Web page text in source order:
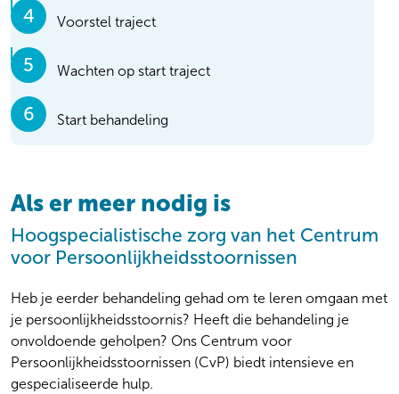
Voorstel traject
Wachten op start traject
Soms is er eerst nog aanvullend onderzoek nodig:
bijvoorbeeld met vragenlijsten of lichamelijk
onderzoek.
Als jouw traject duidelijk is, wacht je tot er ruimte is om
bekijk je de wachttijden tot behandeling.
Start behandeling
Als er meer nodig is
Hoogspecialistische zorg van het Centrum
voor Persoonlijkheidsstoornissen
Heb je eerder behandeling gehad om te leren omgaan met
je persoonlijkheidsstoornis? Heeft die behandeling je
onvoldoende geholpen? Ons Centrum voor
Persoonlijkheidsstoornissen (CvP) biedt intensieve en
gespecialiseerde hulp.